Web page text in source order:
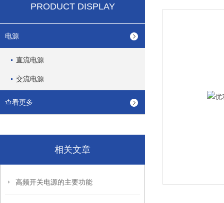
PRODUCT DISPLAY
电源
直流电源
交流电源
查看更多
相关文章
高频开关电源的主要功能